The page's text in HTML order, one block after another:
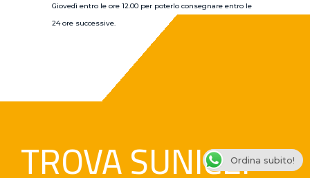
Giovedì entro le ore 12.00 per poterlo consegnare entro le
24 ore successive.
TROVA SUNICE!Ordina subito!